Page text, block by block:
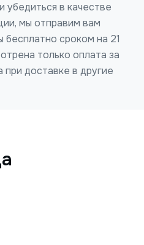
убедиться в качестве
мы отправим вам
сроком на 21
только оплата за
при доставке в другие